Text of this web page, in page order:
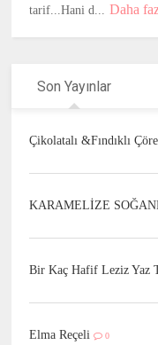
tarif...Hani d...
Daha
Son Yayınlar
Çikolatalı &Fındıklı
KARAMELİZE
Bir Kaç Hafif Leziz Yaz
Elma Reçeli 0